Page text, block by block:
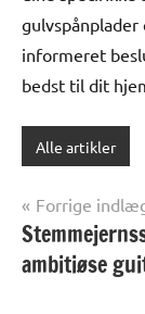
informeret
bedst til dit
Alle artikler
Forrige
ambitiøse